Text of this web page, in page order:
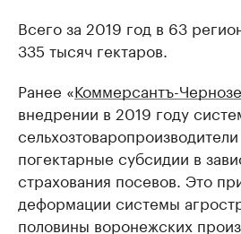
Всего за 2019 год в 63
335 тысяч гектаров.
Ранее «Коммерсантъ-
внедрении в 2019 году
погектарные субсидии в
страхования посевов. Это
деформации системы
половины воронежских